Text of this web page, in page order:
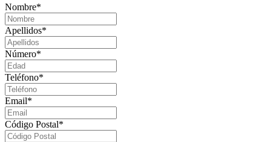
Nombre*
Apellidos*
Número*
Teléfono*
Email*
Código Postal*